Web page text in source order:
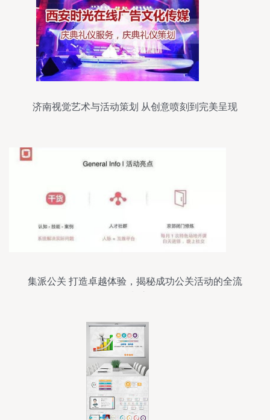
济南视觉艺术与活动策划 从创意喷刻到完美呈现
集派公关 打造卓越体验，揭秘成功公关活动的全流